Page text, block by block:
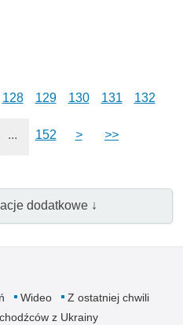
128 129 130 131 132
... 152 > >>
dodatkowe ↓
Wideo
Z ostatniej chwili
z Ukrainy